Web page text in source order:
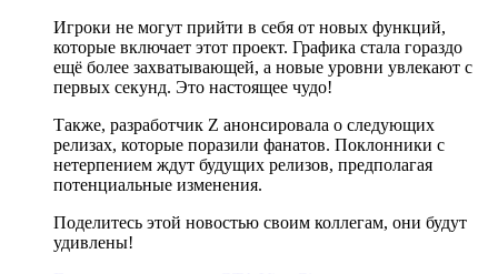
Игроки не могут прийти в себя от новых функций,
которые включает этот проект. Графика стала гораздо
ещё более захватывающей, а новые уровни увлекают с
первых секунд. Это настоящее чудо!
Также, разработчик Z анонсировала о следующих
релизах, которые поразили фанатов. Поклонники с
нетерпением ждут будущих релизов, предполагая
потенциальные изменения.
Поделитесь этой новостью своим коллегам, они будут
удивлены!